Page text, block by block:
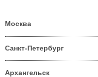
Москва
Санкт-Петербург
Архангельск